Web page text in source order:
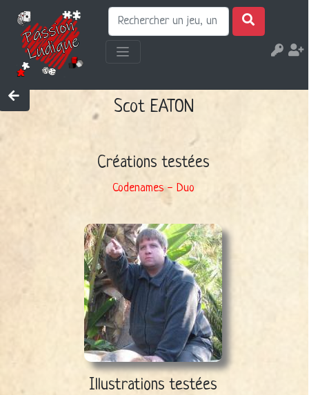
Scot EATON
Créations testées
Codenames - Duo
Illustrations testées